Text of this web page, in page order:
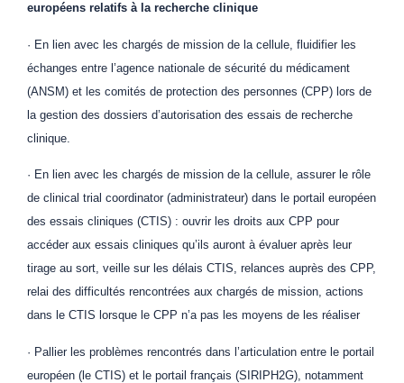
européens relatifs à la recherche clinique
· En lien avec les chargés de mission de la cellule, fluidifier les
échanges entre l’agence nationale de sécurité du médicament
(ANSM) et les comités de protection des personnes (CPP) lors de
la gestion des dossiers d’autorisation des essais de recherche
clinique.
· En lien avec les chargés de mission de la cellule, assurer le rôle
de clinical trial coordinator (administrateur) dans le portail européen
des essais cliniques (CTIS) : ouvrir les droits aux CPP pour
accéder aux essais cliniques qu’ils auront à évaluer après leur
tirage au sort, veille sur les délais CTIS, relances auprès des CPP,
relai des difficultés rencontrées aux chargés de mission, actions
dans le CTIS lorsque le CPP n’a pas les moyens de les réaliser
· Pallier les problèmes rencontrés dans l’articulation entre le portail
européen (le CTIS) et le portail français (SIRIPH2G), notamment